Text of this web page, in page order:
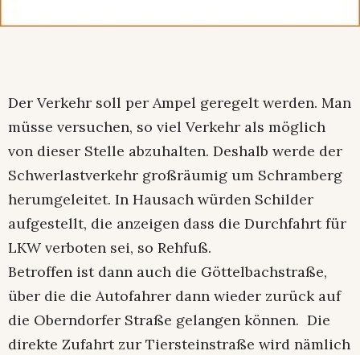
Der Verkehr soll per Ampel geregelt werden. Man
müsse versuchen, so viel Verkehr als möglich
von dieser Stelle abzuhalten. Deshalb werde der
Schwerlastverkehr großräumig um Schramberg
herumgeleitet. In Hausach würden Schilder
aufgestellt, die anzeigen dass die Durchfahrt für
LKW verboten sei, so Rehfuß.
Betroffen ist dann auch die Göttelbachstraße,
über die die Autofahrer dann wieder zurück auf
die Oberndorfer Straße gelangen können. Die
direkte Zufahrt zur Tiersteinstraße wird nämlich